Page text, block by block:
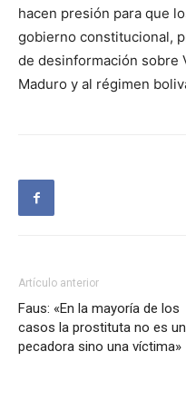
hacen presión para que
gobierno constitucional,
de desinformación sobre
Maduro y al régimen
Artículo anterior
Faus: «En la mayoría de los
casos la prostituta no es
pecadora sino una víctima»